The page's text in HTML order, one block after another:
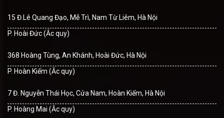
15 Đ.Lê Quang Đạo, Mễ Trì, Nam Từ Liêm, Hà Nội
P. Hoài Đức (Ắc quy)
368 Hoàng Tùng, An Khánh, Hoài Đức, Hà Nội
P. Hoàn Kiếm (Ắc quy)
7 Đ. Nguyễn Thái Học, Cửa Nam, Hoàn Kiếm, Hà Nội
P. Hoàng Mai (Ắc quy)